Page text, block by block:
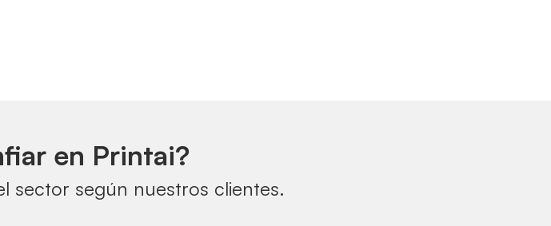
en Printai?
sector según nuestros clientes.